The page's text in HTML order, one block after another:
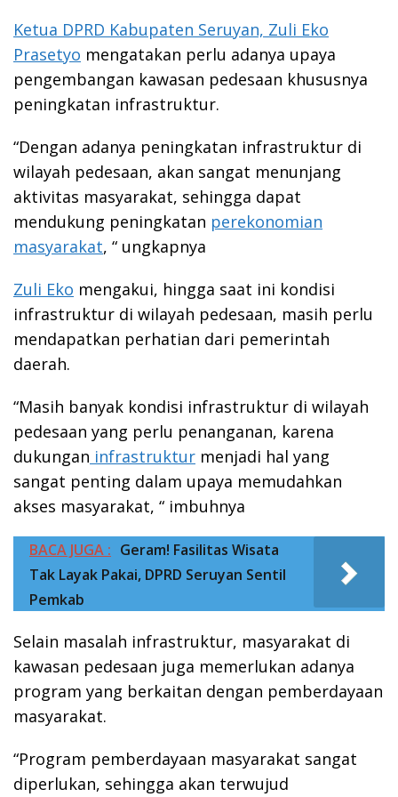
Ketua DPRD Kabupaten Seruyan, Zuli Eko
Prasetyo mengatakan perlu adanya upaya
pengembangan kawasan pedesaan khususnya
peningkatan infrastruktur.
“Dengan adanya peningkatan infrastruktur di
wilayah pedesaan, akan sangat menunjang
aktivitas masyarakat, sehingga dapat
mendukung peningkatan perekonomian
masyarakat, “ ungkapnya
Zuli Eko mengakui, hingga saat ini kondisi
infrastruktur di wilayah pedesaan, masih perlu
mendapatkan perhatian dari pemerintah
daerah.
“Masih banyak kondisi infrastruktur di wilayah
pedesaan yang perlu penanganan, karena
dukungan infrastruktur menjadi hal yang
sangat penting dalam upaya memudahkan
akses masyarakat, “ imbuhnya
BACA JUGA : Geram! Fasilitas Wisata
Tak Layak Pakai, DPRD Seruyan Sentil
Pemkab
Selain masalah infrastruktur, masyarakat di
kawasan pedesaan juga memerlukan adanya
program yang berkaitan dengan pemberdayaan
masyarakat.
“Program pemberdayaan masyarakat sangat
diperlukan, sehingga akan terwujud